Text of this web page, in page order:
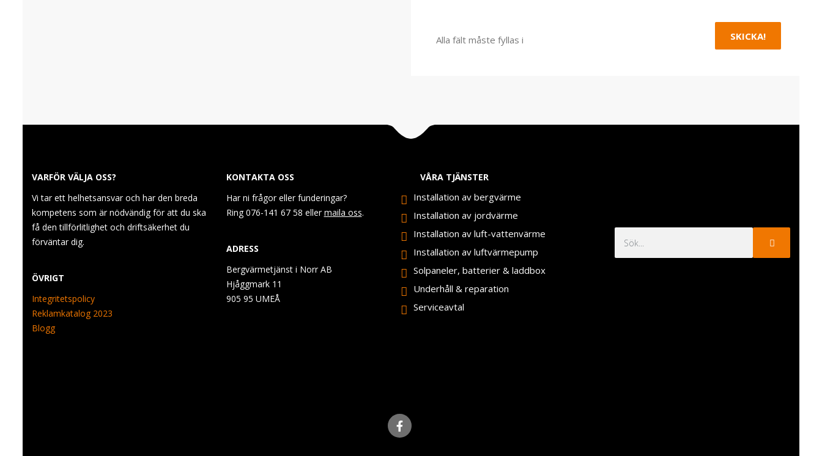
Alla fält måste fyllas i
VARFÖR VÄLJA OSS?
Vi tar ett helhetsansvar och har den breda
kompetens som är nödvändig för att du ska
få den tillförlitlighet och driftsäkerhet du
förväntar dig.
ÖVRIGT
Integritetspolicy
Reklamkatalog 2023
Blogg
KONTAKTA OSS
Har ni frågor eller funderingar?
Ring 076-141 67 58 ellermaila oss.
ADRESS
Bergvärmetjänst i Norr AB
Hjåggmark 11
905 95 UMEÅ
VÅRA TJÄNSTER
Installation av bergvärme
Installation av jordvärme
Installation av luft-vattenvärme
Installation av luftvärmepump
Solpaneler, batterier & laddbox
Underhåll & reparation
Serviceavtal